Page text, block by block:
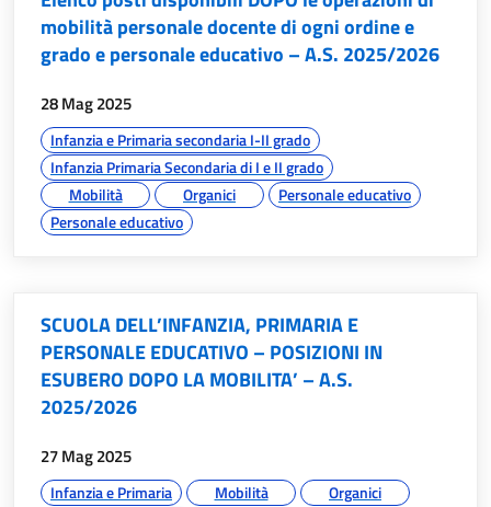
mobilità personale docente di ogni ordine e
grado e personale educativo – A.S. 2025/2026
data:
28 Mag 2025
argomenti:
Infanzia e Primaria secondaria I-II grado
Infanzia Primaria Secondaria di I e II grado
Mobilità
Organici
Personale educativo
Personale educativo
SCUOLA DELL’INFANZIA, PRIMARIA E
PERSONALE EDUCATIVO – POSIZIONI IN
ESUBERO DOPO LA MOBILITA’ – A.S.
2025/2026
data:
27 Mag 2025
argomenti:
Infanzia e Primaria Mobilità
Organici